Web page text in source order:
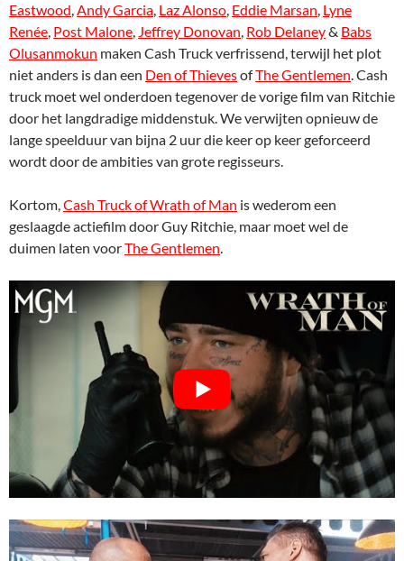
Eastwood,Andy Garcia, Laz Alonso, Eddie Marsan, Lyne
Renée, Post Malone, Jeffrey Donovan, Rob Delaney& Babs
Olusanmokun maken Cash Truck verfrissend, terwijl het plot
niet anders is dan een Den of ThievesofThe Gentlemen. Cash
truck moet wel onderdoen tegenover de vorige film van Ritchie
door het langdradige middenstuk. We verwijten opnieuw de
lange speelduur van bijna 2 uur die keer op keer geforceerd
wordt door de ambities van grote regisseurs.
Kortom,Cash Truck of Wrath of Man is wederom een
geslaagde actiefilm door Guy Ritchie, maar moet wel de
duimen laten voorThe Gentlemen.